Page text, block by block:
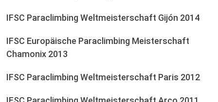
IFSC Paraclimbing Weltmeisterschaft Gijón 2014
IFSC Europäische Paraclimbing Meisterschaft
Chamonix 2013
IFSC Paraclimbing Weltmeisterschaft Paris 2012